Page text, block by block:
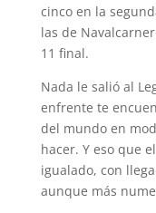
cinco en la
las de
11 final.
Nada le salió al
enfrente te
del mundo en
hacer. Y eso que
igualado, con
aunque más